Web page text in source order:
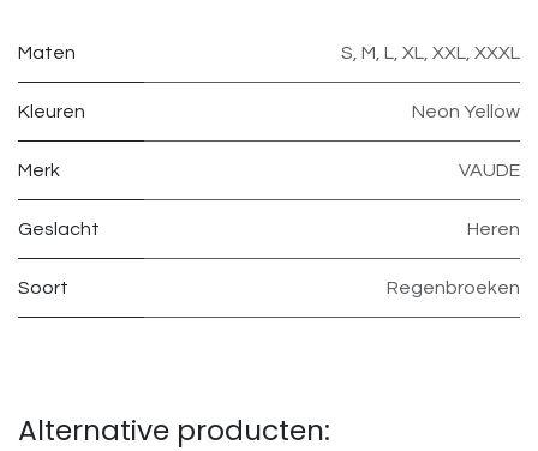
Maten S M L XL XXL XXXL
Kleuren Neon Yellow
Merk VAUDE
Geslacht Heren
Soort Regenbroeken
Alternative producten: